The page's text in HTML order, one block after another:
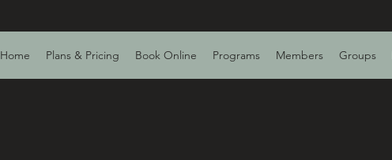
Home Plans & Pricing Book Online Programs Members Groups